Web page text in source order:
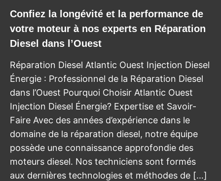
Confiez la longévité et la performance de
votre moteur à nos experts en Réparation
Diesel dans l’Ouest
Réparation Diesel Atlantic Ouest Injection Diesel
Énergie : Professionnel de la Réparation Diesel
dans l’Ouest Pourquoi Choisir Atlantic Ouest
Injection Diesel Énergie? Expertise et Savoir-
Faire Avec des années d’expérience dans le
domaine de la réparation diesel, notre équipe
possède une connaissance approfondie des
moteurs diesel. Nos techniciens sont formés
aux dernières technologies et méthodes de […]